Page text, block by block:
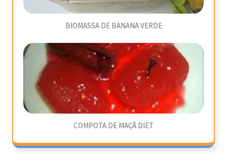
BIOMASSA DE BANANA VERDE
COMPOTA DE MAÇÃ DIET